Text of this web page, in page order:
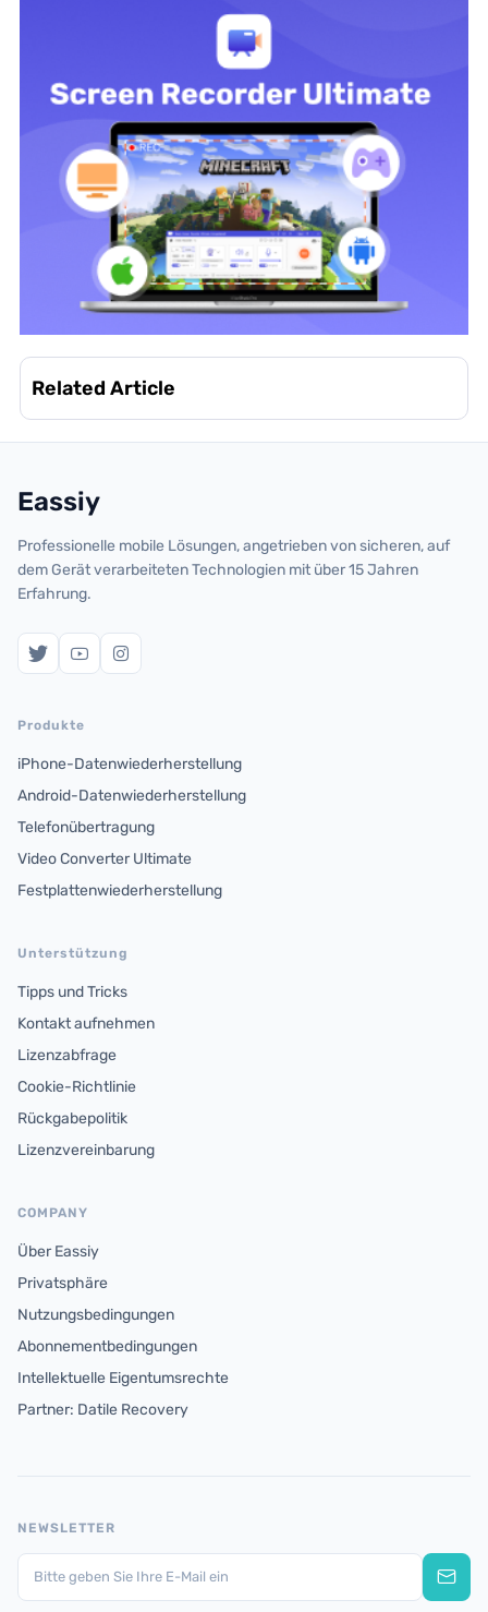
Related Article
Eassiy
Professionelle mobile Lösungen, angetrieben von sicheren, auf
dem Gerät verarbeiteten Technologien mit über 15 Jahren
Erfahrung.
Produkte
iPhone-Datenwiederherstellung
Android-Datenwiederherstellung
Telefonübertragung
Video Converter Ultimate
Festplattenwiederherstellung
Unterstützung
Tipps und Tricks
Kontakt aufnehmen
Lizenzabfrage
Cookie-Richtlinie
Rückgabepolitik
Lizenzvereinbarung
COMPANY
Über Eassiy
Privatsphäre
Nutzungsbedingungen
Abonnementbedingungen
Intellektuelle Eigentumsrechte
Partner: Datile Recovery
NEWSLETTER